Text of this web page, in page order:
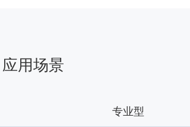
应用场景
专业型